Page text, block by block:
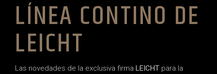
LÍNEA CONTINO DE
LEICHT
Las novedades de la exclusiva firma LEICHT para la